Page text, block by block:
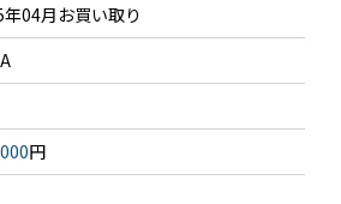
04月お買い取り
円